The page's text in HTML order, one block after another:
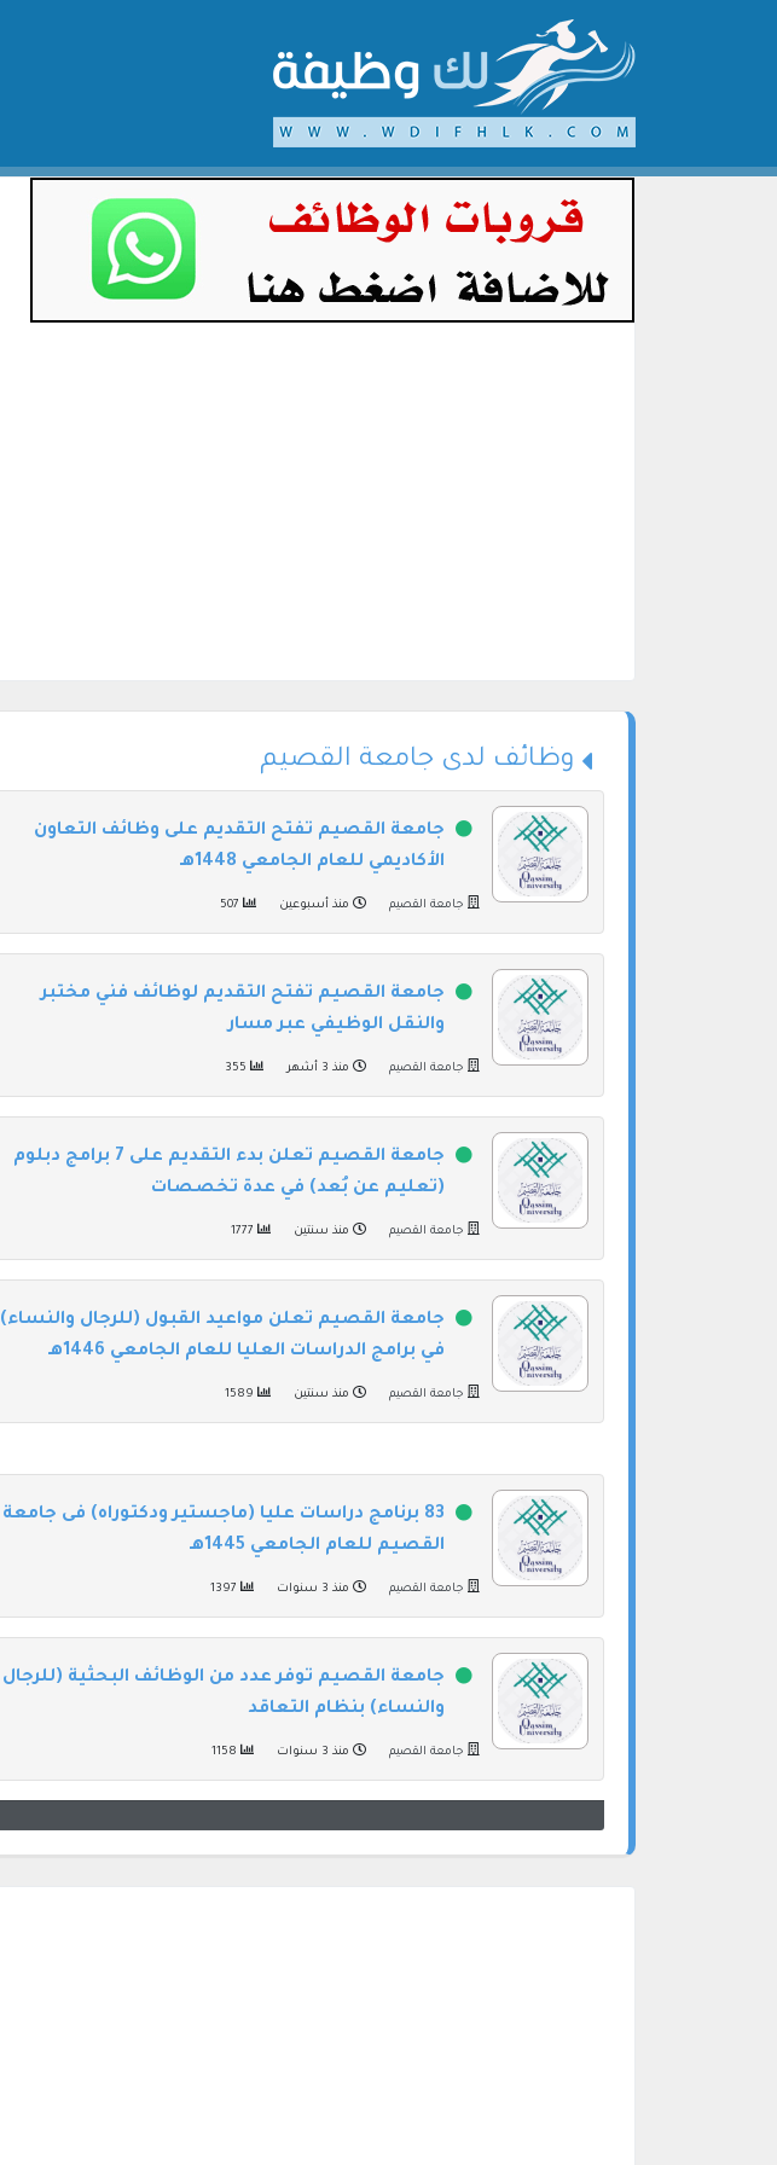
وظائف لدى جامعة القصيم
جامعة القصيم تفتح التقديم على وظائف التعاون
الأكاديمي للعام الجامعي 1448هـ
جامعة القصيم منذ أسبوعين
جامعة القصيم تفتح التقديم لوظائف فني مختبر
والنقل الوظيفي عبر مسار
جامعة القصيم منذ 3 أشهر
جامعة القصيم تعلن بدء التقديم على 7 برامج دبلوم
(تعليم عن بُعد) في عدة تخصصات
جامعة القصيم منذ سنتين
جامعة القصيم تعلن مواعيد القبول (للرجال والنساء)
في برامج الدراسات العليا للعام الجامعي 1446هـ
جامعة القصيم منذ سنتين
83 برنامج دراسات عليا (ماجستير ودكتوراه) فى جامعة
القصيم للعام الجامعي 1445هـ
جامعة القصيم منذ 3 سنوات
جامعة القصيم توفر عدد من الوظائف البحثية (للرجال
والنساء) بنظام التعاقد
جامعة القصيم منذ 3 سنوات